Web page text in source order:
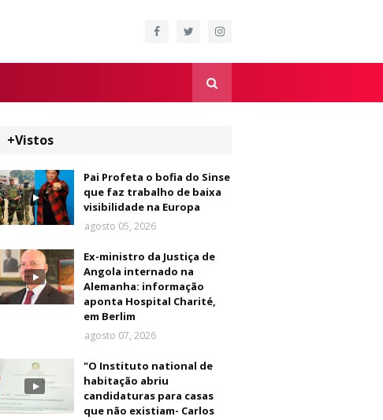
+Vistos
Pai Profeta o bofia do Sinse
que faz trabalho de baixa
visibilidade na Europa
agosto 05, 2026
Ex-ministro da Justiça de
Angola internado na
Alemanha: informação
aponta Hospital Charité,
em Berlim
agosto 07, 2026
"O Instituto national de
habitação abriu
candidaturas para casas
que não existiam- Carlos